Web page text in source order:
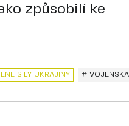
způsobilí ke
#
SÍLY UKRAJINY